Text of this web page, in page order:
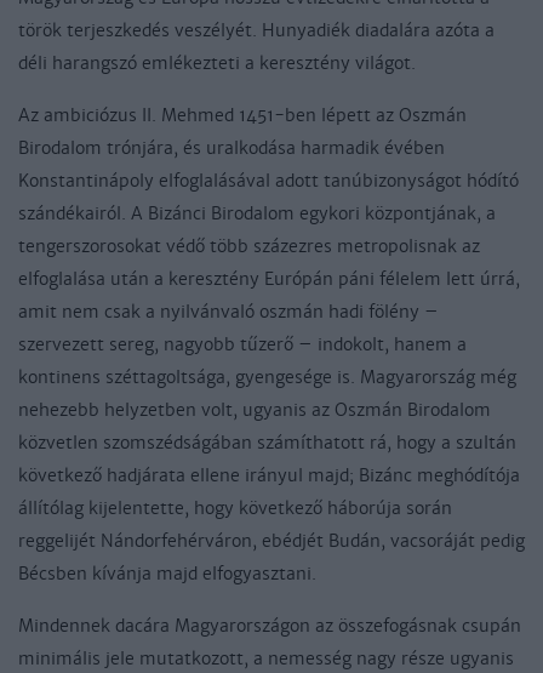
török terjeszkedés veszélyét. Hunyadiék diadalára azóta a
déli harangszó emlékezteti a keresztény világot.
Az ambiciózus II. Mehmed 1451-ben lépett az Oszmán
Birodalom trónjára, és uralkodása harmadik évében
Konstantinápoly elfoglalásával adott tanúbizonyságot hódító
szándékairól. A Bizánci Birodalom egykori központjának, a
tengerszorosokat védő több százezres metropolisnak az
elfoglalása után a keresztény Európán páni félelem lett úrrá,
amit nem csak a nyilvánvaló oszmán hadi fölény –
szervezett sereg, nagyobb tűzerő – indokolt, hanem a
kontinens széttagoltsága, gyengesége is. Magyarország még
nehezebb helyzetben volt, ugyanis az Oszmán Birodalom
közvetlen szomszédságában számíthatott rá, hogy a szultán
következő hadjárata ellene irányul majd; Bizánc meghódítója
állítólag kijelentette, hogy következő háborúja során
reggelijét Nándorfehérváron, ebédjét Budán, vacsoráját pedig
Bécsben kívánja majd elfogyasztani.
Mindennek dacára Magyarországon az összefogásnak csupán
minimális jele mutatkozott, a nemesség nagy része ugyanis